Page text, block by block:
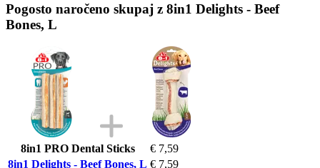
Pogosto naročeno skupaj z 8in1 Delights - Beef
Bones, L
8in1 PRO Dental Sticks
€ 7,59
8in1 Delights - Beef Bones, L € 7,59